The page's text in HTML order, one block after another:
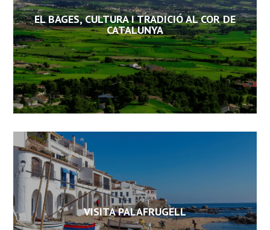
EL BAGES, CULTURA I TRADICIÓ AL COR DE
CATALUNYA
VISITA PALAFRUGELL